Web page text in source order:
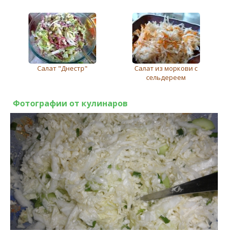
Салат "Днестр"
Салат из моркови с
сельдереем
Фотографии от кулинаров